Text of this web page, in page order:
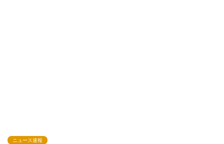
ニュース速報